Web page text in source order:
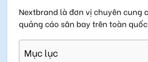
Nextbrand là đơn vị chuyên cung
quảng cáo sân bay trên toàn quốc
Mục lục